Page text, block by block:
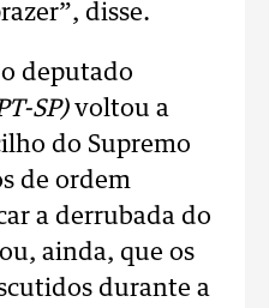
disse.
deputado
SP)voltou a
do Supremo
de ordem
a derrubada do
ainda, que os
durante a